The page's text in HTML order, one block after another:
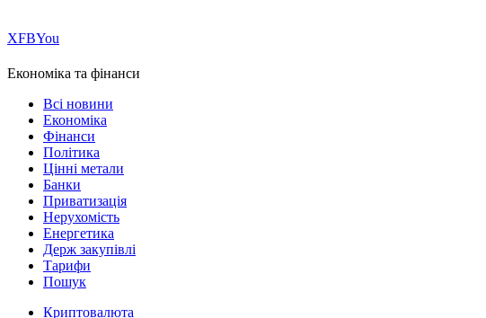
ХFBYou
Економіка та фінанси
Всі новини
Економіка
Фінанси
Політика
Цінні метали
Банки
Приватизація
Нерухомість
Енергетика
Держ закупівлі
Тарифи
Пошук
Криптовалюта